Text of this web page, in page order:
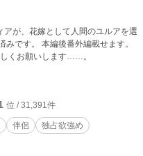
が、花嫁として人間のユルアを選
くお願いします……。
位 / 31,391件
伴侶
独占欲強め